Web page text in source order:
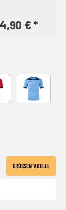
€ *
BLACK SKY BLUE-
GRÖSSENTABELLE